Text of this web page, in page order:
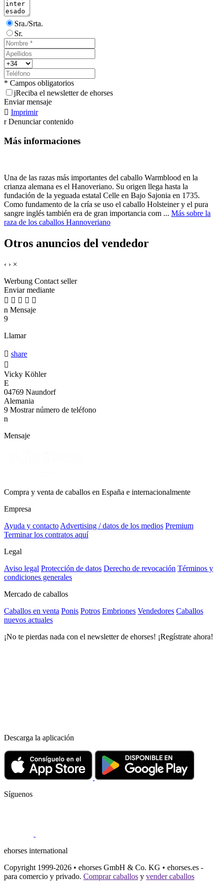
Sra./Srta.
Sr.
* Campos obligatorios
jReciba el newsletter de ehorses
Enviar mensaje
 Imprimir
r Denunciar contenido
Más informaciones
Una de las razas más importantes del caballo Warmblood en la
crianza alemana es el Hanoveriano. Su origen llega hasta la
fundación de la yeguada estatal Celle en Bajo Sajonia en 1735.
Como fundamento de la cría se uso el caballo Holsteiner y el pura
sangre inglés también era de gran importancia com ... Más sobre la
raza de los caballos Hannoveriano
Otros anuncios del vendedor
‹ › ×
Werbung Contact seller
Enviar mediante
    
n Mensaje
9
Llamar
 share

Vicky Köhler
E
04769 Naundorf
Alemania
9 Mostrar número de teléfono
n
Mensaje
Compra y venta de caballos en España e internacionalmente
Empresa
Ayuda y contacto Advertising / datos de los medios Premium
Terminar los contratos aquí
Legal
Aviso legal Protección de datos Derecho de revocación Términos y
condiciones generales
Mercado de caballos
Caballos en venta Ponis Potros Embriones Vendedores Caballos
nuevos actuales
¡No te pierdas nada con el newsletter de ehorses! ¡Regístrate ahora!
Descarga la aplicación
Síguenos
ehorses international
Copyright 1999-2026 • ehorses GmbH & Co. KG • ehorses.es -
para comercio y privado. Comprar caballos y vender caballos